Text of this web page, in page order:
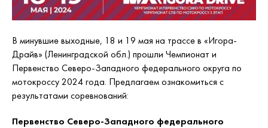
В минувшие выходные, 18 и 19 мая на трассе в «Игора-
Драйв» (Ленинградской обл.) прошли Чемпионат и
Первенство Северо-Западного федерального округа по
мотокроссу 2024 года. Предлагаем ознакомиться с
результатами соревнований:
Первенство Северо-Западного федерального